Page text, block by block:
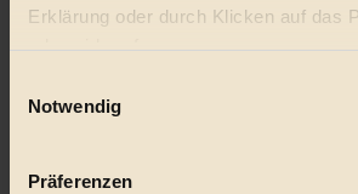
Erklärung oder durch Klicken auf das
oder widerrufen
Wenn Sie es erlauben, würden wir
Notwendig
Präferenzen
Bio
Nachhaltigkeit